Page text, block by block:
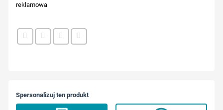
reklamowa
Spersonalizuj ten produkt